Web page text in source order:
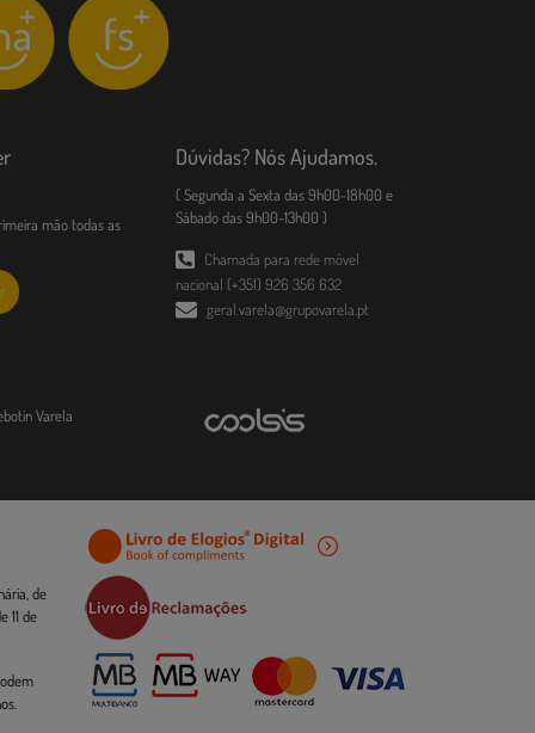
mão todas as
Dúvidas? Nós Ajudamos.
( Segunda a Sexta das 9h00-18h00 e
Sábado das 9h00-13h00 )
Chamada para rede móvel
nacional (+351) 926 356 632
geral.varela@grupovarela.pt
Varela
de
11 de